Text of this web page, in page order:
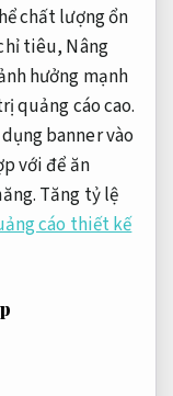
chất lượng ổn
tiêu, Nâng
hưởng mạnh
quảng cáo cao.
banner vào
với để ăn
Tăng tỷ lệ
cáo thiết kế